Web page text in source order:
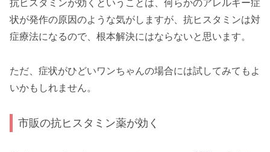
抗ヒスタミンが効くということは、何らかのアレルギー症
状が発作の原因のような気がしますが、抗ヒスタミンは対
症療法になるので、根本解決にはならないと思います。
ただ、症状がひどいワンちゃんの場合には試してみてもよ
いかもしれません。
市販の抗ヒスタミン薬が効く